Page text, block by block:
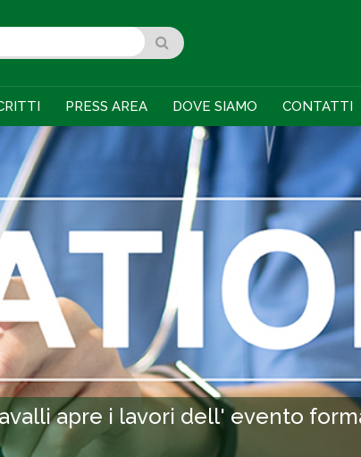
PRESS AREA DOVE SIAMO CONTATTI
apre i lavori dell' evento